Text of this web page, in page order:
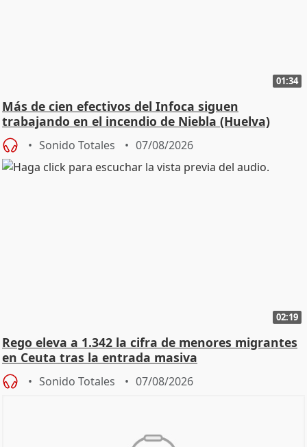
01:34
Más de cien efectivos del Infoca siguen
trabajando en el incendio de Niebla (Huelva)
Sonido Totales 07/08/2026
02:19
Rego eleva a 1.342 la cifra de menores migrantes
en Ceuta tras la entrada masiva
Sonido Totales 07/08/2026